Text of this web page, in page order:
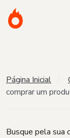
Página Inicial
comprar um
Busque pela sua